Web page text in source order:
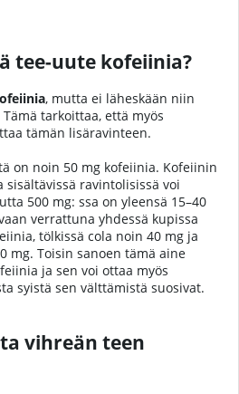
tee-uute kofeiinia?
, mutta ei läheskään niin
tarkoittaa, että myös
tämän lisäravinteen.
on noin 50 mg kofeiinia. Kofeiinin
ravintolisissä voi
500 mg: ssa on yleensä 15–40
verrattuna yhdessä kupissa
tölkissä cola noin 40 mg ja
mg. Toisin sanoen tämä aine
ja sen voi ottaa myös
syistä sen välttämistä suosivat.
vihreän teen